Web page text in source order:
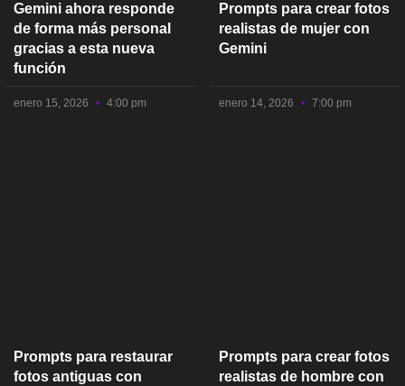
Gemini ahora responde
de forma más personal
gracias a esta nueva
función
enero 15, 2026 4:00 pm
Prompts para crear fotos
realistas de mujer con
Gemini
enero 14, 2026 7:00 pm
Prompts para restaurar
fotos antiguas con
Prompts para crear fotos
realistas de hombre con